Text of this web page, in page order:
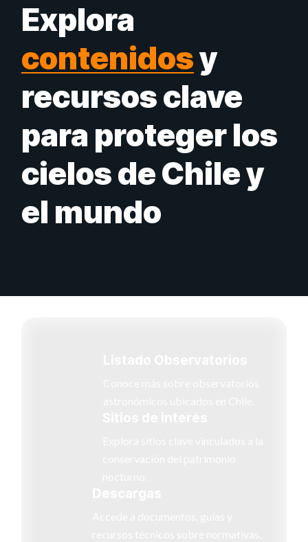
Explora
contenidosy
recursos clave
para proteger los
cielos de Chile y
el mundo